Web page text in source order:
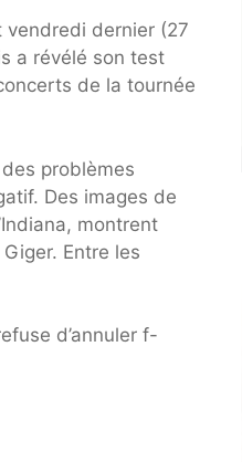
vendredi dernier (27
a révélé son test
de la tournée
problèmes
Des images de
montrent
Entre les
d’annuler f-